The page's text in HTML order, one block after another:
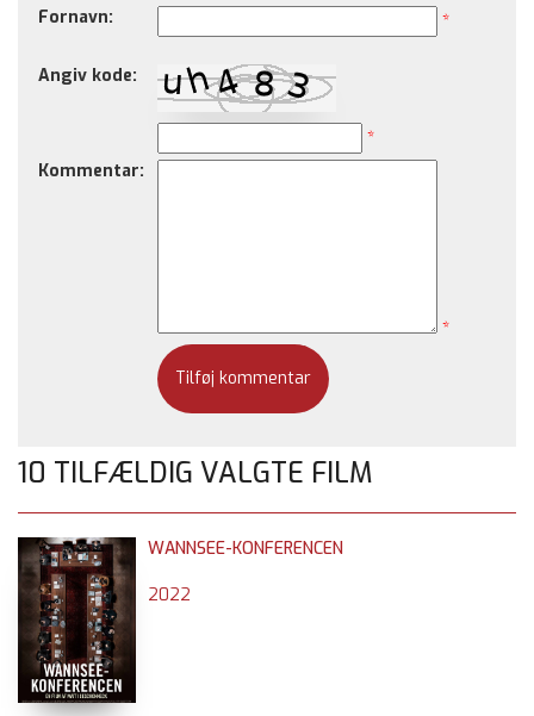
Fornavn: *
Angiv kode:
*
Kommentar:
*
10 TILFÆLDIG VALGTE FILM
WANNSEE-KONFERENCEN
2022